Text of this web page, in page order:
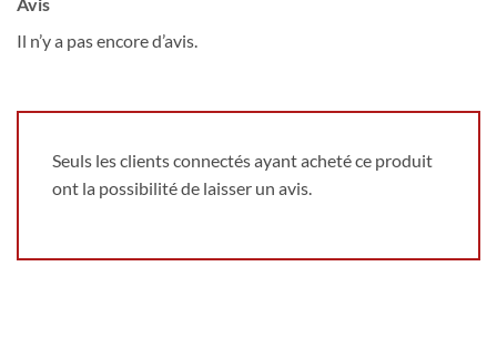
Il n’y a pas encore d’avis.
Seuls les clients connectés ayant acheté ce produit
ont la possibilité de laisser un avis.